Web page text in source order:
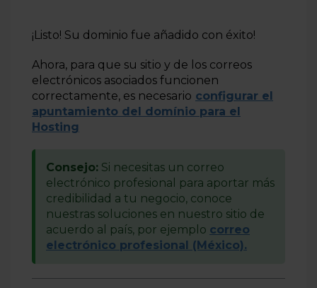
¡Listo! Su dominio fue añadido con éxito!
Ahora, para que su sitio y de los correos
electrónicos asociados funcionen
correctamente, es necesario configurar el
apuntamiento del domínio para el
Hosting
Consejo: Si necesitas un correo
electrónico profesional para aportar más
credibilidad a tu negocio, conoce
nuestras soluciones en nuestro sitio de
acuerdo al país, por ejemplo correo
electrónico profesional (México).